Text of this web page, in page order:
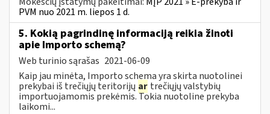
PVM nuo 2021 m. liepos 1 d.
5. Kokią pagrindinę informaciją reikia žinoti
apie Importo schemą?
Web turinio sąrašas 2021-06-09
Kaip jau minėta, Importo schema yra skirta nuotolinei
prekybai iš trečiųjų teritorijų ar trečiųjų valstybių
importuojamomis prekėmis. Tokia nuotoline prekyba
laikomi...